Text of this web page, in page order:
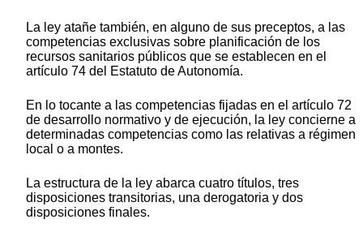
La ley atañe también, en alguno de sus preceptos, a las
competencias exclusivas sobre planificación de los
recursos sanitarios públicos que se establecen en el
artículo 74 del Estatuto de Autonomía.
En lo tocante a las competencias fijadas en el artículo 72
de desarrollo normativo y de ejecución, la ley concierne a
determinadas competencias como las relativas a régimen
local o a montes.
La estructura de la ley abarca cuatro títulos, tres
disposiciones transitorias, una derogatoria y dos
disposiciones finales.